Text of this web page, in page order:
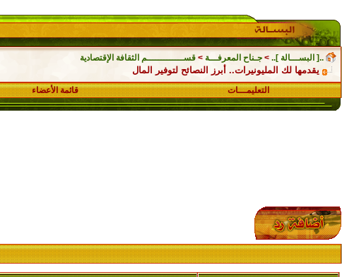
..[ البســـالة ].. > جـناح المعرفـــة > قســـــــــــــم الثقافة الإقتصادية
يقدمها لك المليونيرات.. أبرز النصائح لتوفير المال
التعليمـــات قائمة الأعضاء